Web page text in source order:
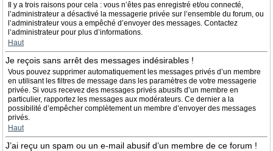
Il y a trois raisons pour cela : vous n’êtes pas enregistré et/ou connecté,
l’administrateur a désactivé la messagerie privée sur l’ensemble du forum, ou
l’administrateur vous a empêché d’envoyer des messages. Contactez
l’administrateur pour plus d’informations.
Haut
Je reçois sans arrêt des messages indésirables !
Vous pouvez supprimer automatiquement les messages privés d’un membre
en utilisant les filtres de message dans les paramètres de votre messagerie
privée. Si vous recevez des messages privés abusifs d’un membre en
particulier, rapportez les messages aux modérateurs. Ce dernier a la
possibilité d’empêcher complètement un membre d’envoyer des messages
privés.
Haut
J’ai reçu un spam ou un e-mail abusif d’un membre de ce forum !